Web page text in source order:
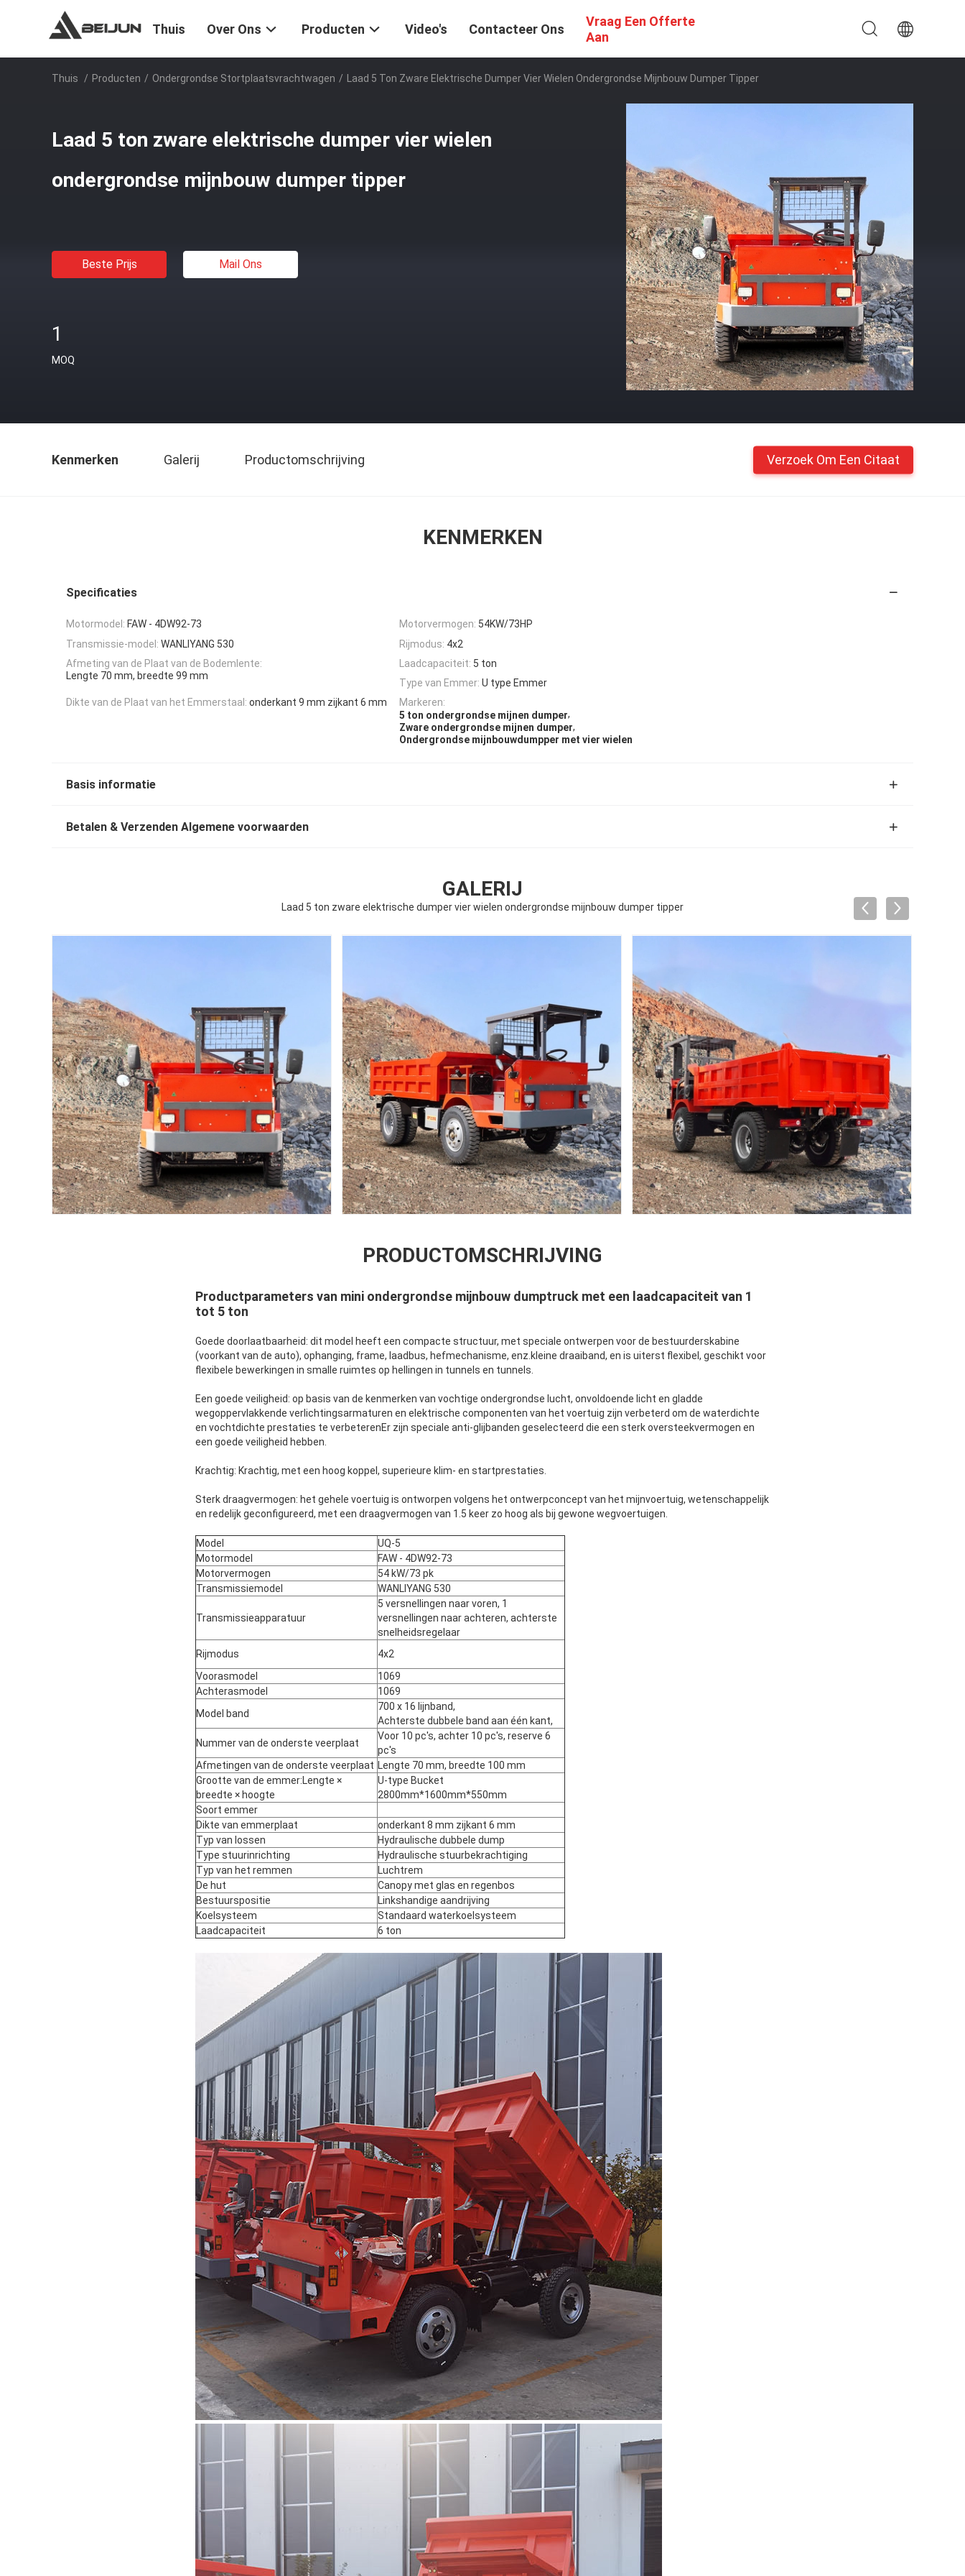
Laat een bericht achter We bellen je snel terug!
VERZENDEN
Thuis Over Ons Producten Video's Contacteer Ons
Vraag Een Offerte
Aan
Thuis / Producten / Ondergrondse Stortplaatsvrachtwagen / Laad 5 Ton Zware Elektrische Dumper Vier Wielen Ondergrondse Mijnbouw Dumper Tipper
Laad 5 ton zware elektrische dumper vier wielen
ondergrondse mijnbouw dumper tipper
Beste Prijs Mail Ons
1
MOQ
Kenmerken Galerij Productomschrijving Verzoek Om Een Citaat
KENMERKEN
Specificaties
Motormodel: FAW - 4DW92-73 Motorvermogen: 54KW/73HP
Transmissie-model: WANLIYANG 530 Rijmodus: 4x2
Afmeting van de Plaat van de Bodemlente:
Lengte 70 mm, breedte 99 mm
Laadcapaciteit: 5 ton
Type van Emmer: U type Emmer
Dikte van de Plaat van het Emmerstaal: onderkant 9 mm zijkant 6 mm
Markeren:
5 ton ondergrondse mijnen dumper,
Zware ondergrondse mijnen dumper,
Ondergrondse mijnbouwdumpper met vier wielen
Basis informatie
Betalen & Verzenden Algemene voorwaarden
GALERIJ
Laad 5 ton zware elektrische dumper vier wielen ondergrondse mijnbouw dumper tipper
PRODUCTOMSCHRIJVING
Productparameters van mini ondergrondse mijnbouw dumptruck met een laadcapaciteit van 1
tot 5 ton
Goede doorlaatbaarheid: dit model heeft een compacte structuur, met speciale ontwerpen voor de bestuurderskabine
(voorkant van de auto), ophanging, frame, laadbus, hefmechanisme, enz.kleine draaiband, en is uiterst flexibel, geschikt voor
flexibele bewerkingen in smalle ruimtes op hellingen in tunnels en tunnels.
Een goede veiligheid: op basis van de kenmerken van vochtige ondergrondse lucht, onvoldoende licht en gladde
wegoppervlakkende verlichtingsarmaturen en elektrische componenten van het voertuig zijn verbeterd om de waterdichte
en vochtdichte prestaties te verbeterenEr zijn speciale anti-glijbanden geselecteerd die een sterk oversteekvermogen en
een goede veiligheid hebben.
Krachtig: Krachtig, met een hoog koppel, superieure klim- en startprestaties.
Sterk draagvermogen: het gehele voertuig is ontworpen volgens het ontwerpconcept van het mijnvoertuig, wetenschappelijk
en redelijk geconfigureerd, met een draagvermogen van 1.5 keer zo hoog als bij gewone wegvoertuigen.
Model
UQ-5
Motormodel
FAW - 4DW92-73
Motorvermogen
54 kW/73 pk
Transmissiemodel
WANLIYANG 530
Transmissieapparatuur
5 versnellingen naar voren, 1
versnellingen naar achteren, achterste
snelheidsregelaar
Rijmodus
4x2
Voorasmodel
1069
Achterasmodel
1069
Model band
700 x 16 lijnband,
Achterste dubbele band aan één kant,
Nummer van de onderste veerplaat
Voor 10 pc's, achter 10 pc's, reserve 6
pc's
Afmetingen van de onderste veerplaat Lengte 70 mm, breedte 100 mm
Grootte van de emmer:Lengte ×
breedte × hoogte
U-type Bucket
2800mm*1600mm*550mm
Soort emmer
Dikte van emmerplaat
onderkant 8 mm zijkant 6 mm
Typ van lossen
Hydraulische dubbele dump
Type stuurinrichting
Hydraulische stuurbekrachtiging
Typ van het remmen
Luchtrem
De hut
Canopy met glas en regenbos
Bestuurspositie
Linkshandige aandrijving
Koelsysteem
Standaard waterkoelsysteem
Laadcapaciteit
6 ton